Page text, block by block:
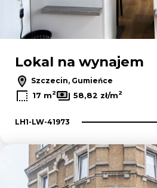
Lokal na wynajem
Szczecin, Gumieńce
17 m2 58,82 zł/m2
LH1-LW-41973